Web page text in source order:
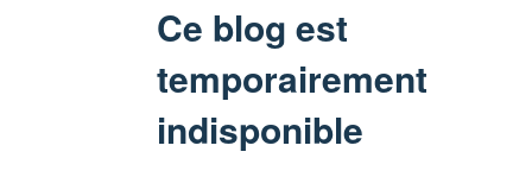
Ce blog est
temporairement
indisponible